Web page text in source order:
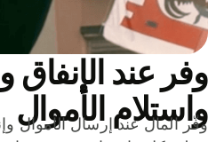
عند الإنفاق
الأموال